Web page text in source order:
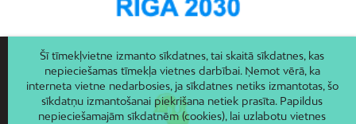
Šī tīmekļvietne izmanto sīkdatnes, tai skaitā sīkdatnes, kas
nepieciešamas tīmekļa vietnes darbībai. Ņemot vērā, ka
interneta vietne nedarbosies, ja sīkdatnes netiks izmantotas, šo
sīkdatņu izmantošanai piekrišana netiek prasīta. Papildus
nepieciešamajām sīkdatnēm (cookies), lai uzlabotu vietnes